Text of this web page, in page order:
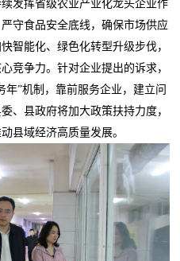
发挥省级农业产业化龙头企业作
守食品安全底线，确保市场供应
智能化、绿色化转型升级步伐，
竞争力。针对企业提出的诉求，
”机制，靠前服务企业，建立问
、县政府将加大政策扶持力度，
县域经济高质量发展。